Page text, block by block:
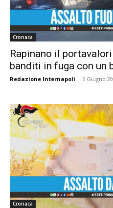
Cronaca
Rapinano il
banditi in fuga con un
Redazione Internapoli - 6 Giugno
Cronaca